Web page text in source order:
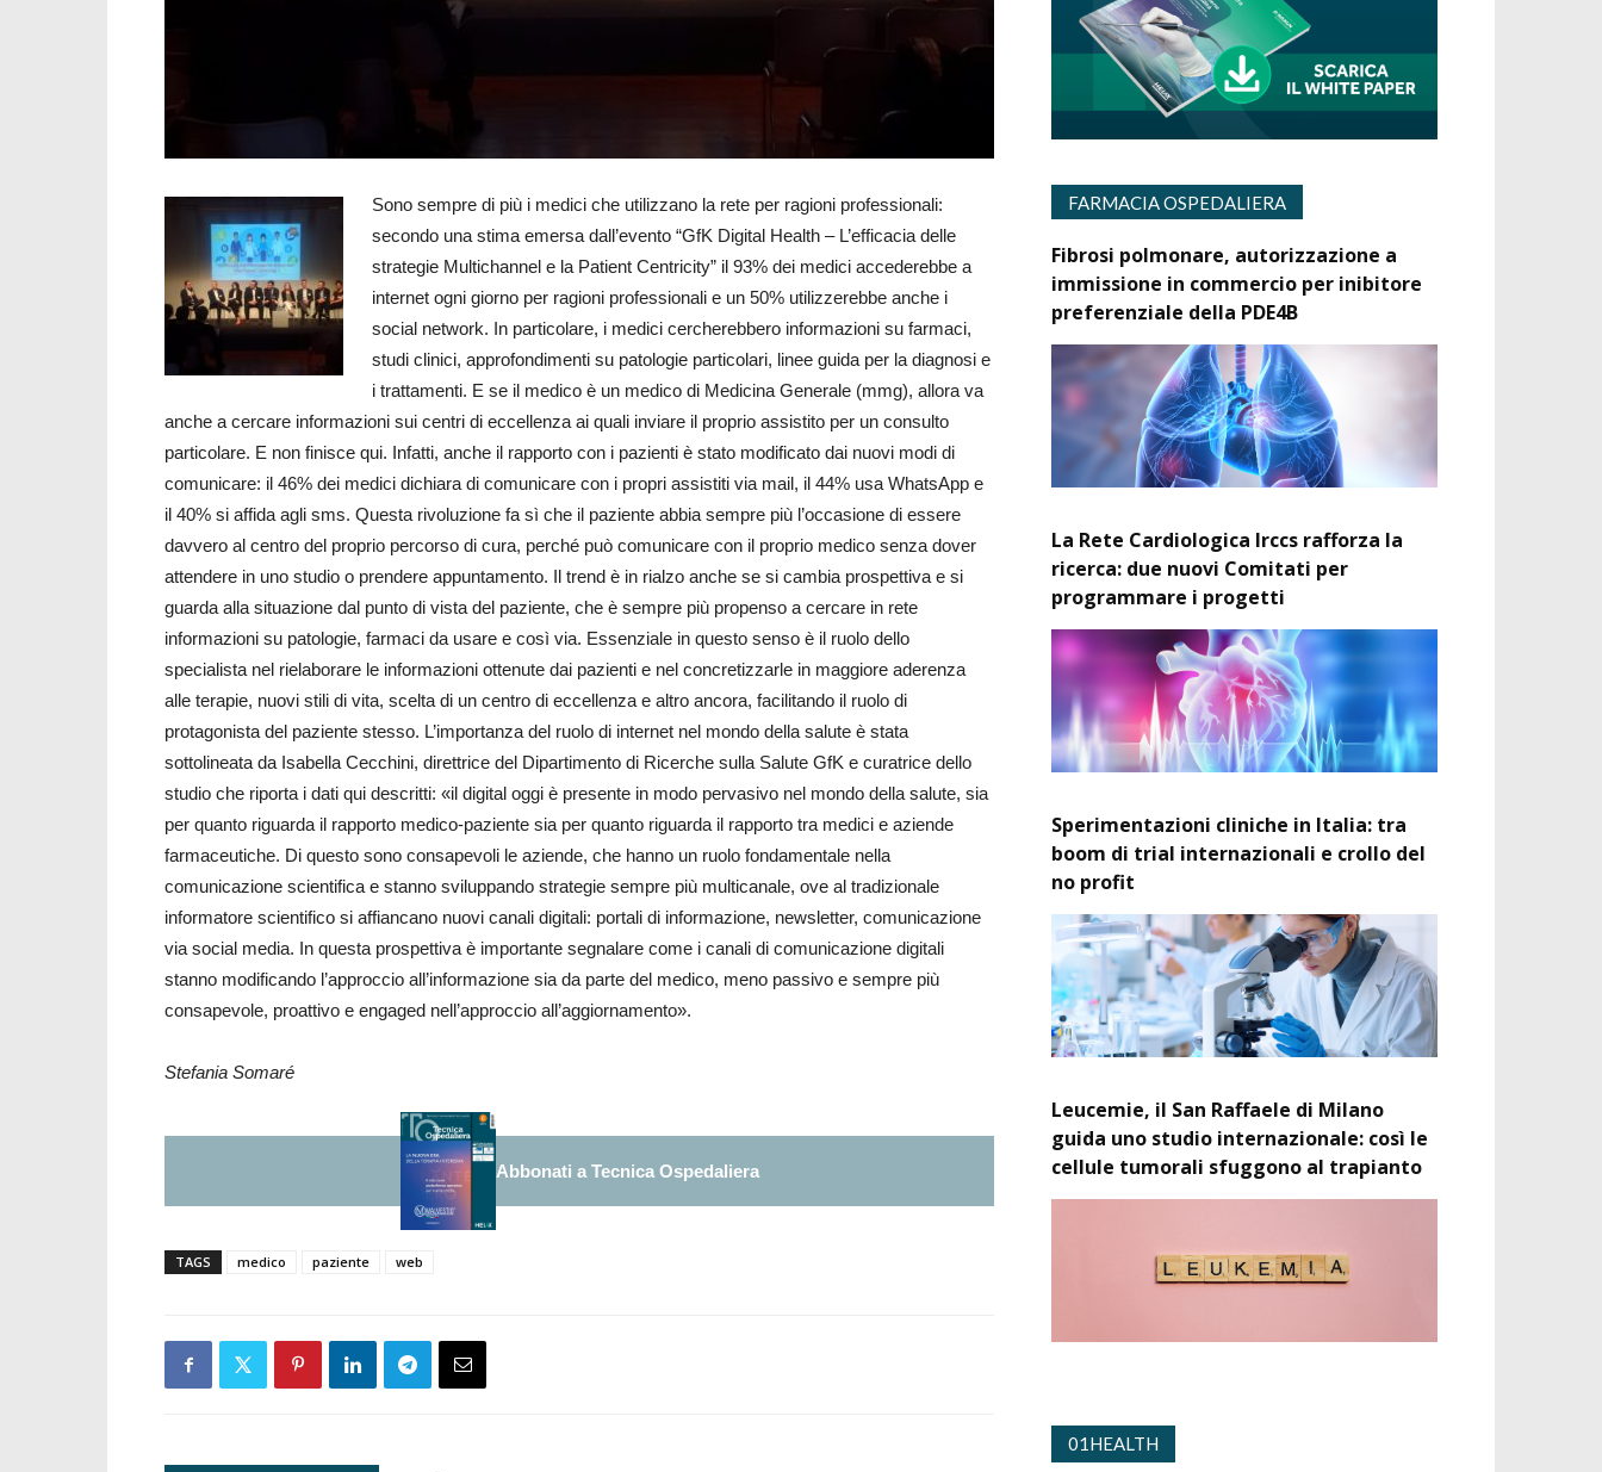
Sono sempre di più i medici che utilizzano la rete per ragioni professionali:
secondo una stima emersa dall’evento “GfK Digital Health – L’efficacia delle
strategie Multichannel e la Patient Centricity” il 93% dei medici accederebbe a
internet ogni giorno per ragioni professionali e un 50% utilizzerebbe anche i
social network. In particolare, i medici cercherebbero informazioni su farmaci,
studi clinici, approfondimenti su patologie particolari, linee guida per la diagnosi e
i trattamenti. E se il medico è un medico di Medicina Generale (mmg), allora va
anche a cercare informazioni sui centri di eccellenza ai quali inviare il proprio assistito per un consulto
particolare. E non finisce qui. Infatti, anche il rapporto con i pazienti è stato modificato dai nuovi modi di
comunicare: il 46% dei medici dichiara di comunicare con i propri assistiti via mail, il 44% usa WhatsApp e
il 40% si affida agli sms. Questa rivoluzione fa sì che il paziente abbia sempre più l’occasione di essere
davvero al centro del proprio percorso di cura, perché può comunicare con il proprio medico senza dover
attendere in uno studio o prendere appuntamento. Il trend è in rialzo anche se si cambia prospettiva e si
guarda alla situazione dal punto di vista del paziente, che è sempre più propenso a cercare in rete
informazioni su patologie, farmaci da usare e così via. Essenziale in questo senso è il ruolo dello
specialista nel rielaborare le informazioni ottenute dai pazienti e nel concretizzarle in maggiore aderenza
alle terapie, nuovi stili di vita, scelta di un centro di eccellenza e altro ancora, facilitando il ruolo di
protagonista del paziente stesso. L’importanza del ruolo di internet nel mondo della salute è stata
sottolineata da Isabella Cecchini, direttrice del Dipartimento di Ricerche sulla Salute GfK e curatrice dello
studio che riporta i dati qui descritti: «il digital oggi è presente in modo pervasivo nel mondo della salute, sia
per quanto riguarda il rapporto medico-paziente sia per quanto riguarda il rapporto tra medici e aziende
farmaceutiche. Di questo sono consapevoli le aziende, che hanno un ruolo fondamentale nella
comunicazione scientifica e stanno sviluppando strategie sempre più multicanale, ove al tradizionale
informatore scientifico si affiancano nuovi canali digitali: portali di informazione, newsletter, comunicazione
via social media. In questa prospettiva è importante segnalare come i canali di comunicazione digitali
stanno modificando l’approccio all’informazione sia da parte del medico, meno passivo e sempre più
consapevole, proattivo e engaged nell’approccio all’aggiornamento».
Stefania Somaré
Abbonati a Tecnica Ospedaliera
TAGS medico paziente web
FARMACIA OSPEDALIERA
Fibrosi polmonare, autorizzazione a
immissione in commercio per inibitore
preferenziale della PDE4B
La Rete Cardiologica Irccs rafforza la
ricerca: due nuovi Comitati per
programmare i progetti
Sperimentazioni cliniche in Italia: tra
boom di trial internazionali e crollo del
no profit
Leucemie, il San Raffaele di Milano
guida uno studio internazionale: così le
cellule tumorali sfuggono al trapianto
01HEALTH